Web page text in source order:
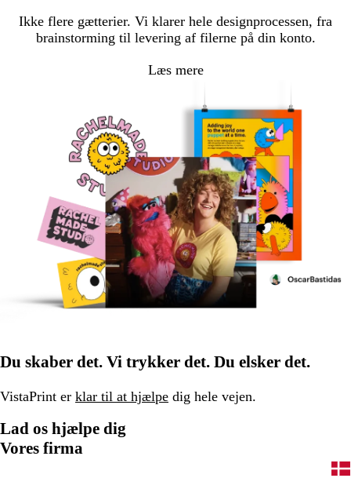
Ikke flere gætterier. Vi klarer hele designprocessen, fra
brainstorming til levering af filerne på din konto.
Læs mere
Du skaber det. Vi trykker det. Du elsker det.
VistaPrint er klar til at hjælpe dig hele vejen.
Lad os hjælpe dig
Vores firma